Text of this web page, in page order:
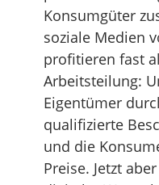
Konsumgüter
soziale Medien
profitieren fast
Arbeitsteilung:
Eigentümer
qualifizierte
und die
Preise. Jetzt